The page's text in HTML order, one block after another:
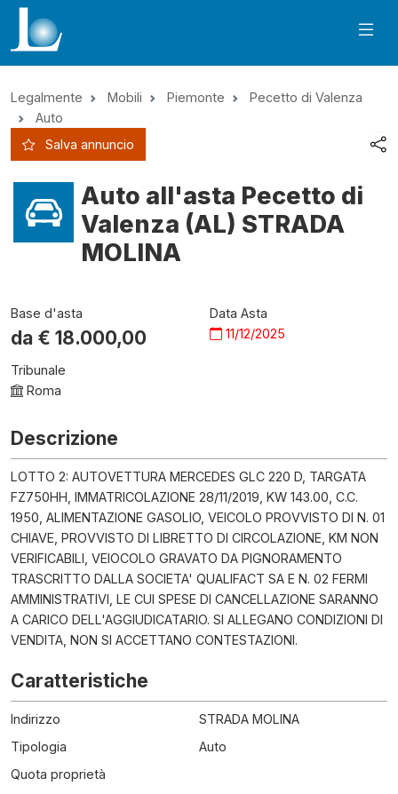
Legalmente Mobili Piemonte
Pecetto di Valenza
Auto
Salva annuncio
Auto all'asta Pecetto di
Valenza (AL) STRADA
MOLINA
Base d'asta
da € 18.000,00
Data Asta
11/12/2025
Tribunale
Roma
Descrizione
LOTTO 2: AUTOVETTURA MERCEDES GLC 220 D, TARGATA
FZ750HH, IMMATRICOLAZIONE 28/11/2019, KW 143.00, C.C.
1950, ALIMENTAZIONE GASOLIO, VEICOLO PROVVISTO DI N. 01
CHIAVE, PROVVISTO DI LIBRETTO DI CIRCOLAZIONE, KM NON
VERIFICABILI, VEIOCOLO GRAVATO DA PIGNORAMENTO
TRASCRITTO DALLA SOCIETA' QUALIFACT SA E N. 02 FERMI
AMMINISTRATIVI, LE CUI SPESE DI CANCELLAZIONE SARANNO
A CARICO DELL'AGGIUDICATARIO. SI ALLEGANO CONDIZIONI DI
VENDITA, NON SI ACCETTANO CONTESTAZIONI.
Caratteristiche
Indirizzo
STRADA MOLINA
Tipologia
Auto
Quota proprietà